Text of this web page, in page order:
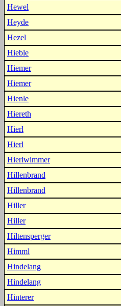
Hewel
Heyde
Hezel
Hieble
Hiemer
Hiemer
Hienle
Hiereth
Hierl
Hierl
Hierlwimmer
Hillenbrand
Hillenbrand
Hiller
Hiller
Hiltensperger
Himml
Hindelang
Hindelang
Hinterer